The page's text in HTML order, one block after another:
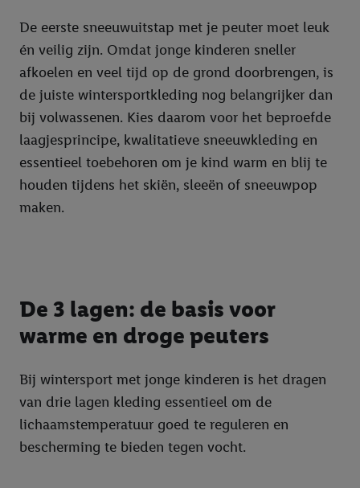
De eerste sneeuwuitstap met je peuter moet leuk
én veilig zijn. Omdat jonge kinderen sneller
afkoelen en veel tijd op de grond doorbrengen, is
de juiste wintersportkleding nog belangrijker dan
bij volwassenen. Kies daarom voor het beproefde
laagjesprincipe, kwalitatieve sneeuwkleding en
essentieel toebehoren om je kind warm en blij te
houden tijdens het skiën, sleeën of sneeuwpop
maken.
De 3 lagen: de basis voor
warme en droge peuters
Bij wintersport met jonge kinderen is het dragen
van drie lagen kleding essentieel om de
lichaamstemperatuur goed te reguleren en
bescherming te bieden tegen vocht.